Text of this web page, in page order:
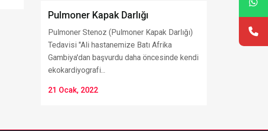
Pulmoner Kapak Darlığı
Pulmoner Stenoz (Pulmoner Kapak Darlığı)
Tedavisi "Ali hastanemize Batı Afrika
Gambiya'dan başvurdu daha öncesinde kendi
ekokardiyografi...
21 Ocak, 2022